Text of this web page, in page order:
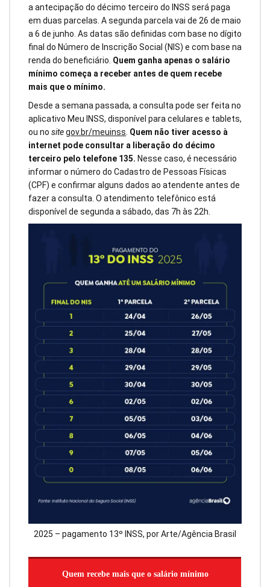
a antecipação do décimo terceiro do INSS será paga
em duas parcelas. A segunda parcela vai de 26 de maio
a 6 de junho. As datas são definidas com base no dígito
final do Número de Inscrição Social (NIS) e com base na
renda do beneficiário. Quem ganha apenas o salário
mínimo começa a receber antes de quem recebe
mais que o mínimo.
Desde a semana passada, a consulta pode ser feita no
aplicativo Meu INSS, disponível para celulares e tablets,
ou no sitegov.br/meuinss Quem não tiver acesso à
internet pode consultar a liberação do décimo
terceiro pelo telefone 135. Nesse caso, é necessário
informar o número do Cadastro de Pessoas Físicas
(CPF) e confirmar alguns dados ao atendente antes de
fazer a consulta. O atendimento telefônico está
disponível de segunda a sábado, das 7h às 22h.
2025 – pagamento 13º INSS, por Arte/Agência Brasil
Quem recebe mais que o salário mínimo